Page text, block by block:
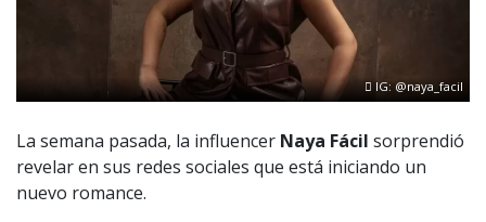
IG: @naya_facil
La semana pasada, la influencer Naya Fácil sorprendió
revelar en sus redes sociales que está iniciando un
nuevo romance.